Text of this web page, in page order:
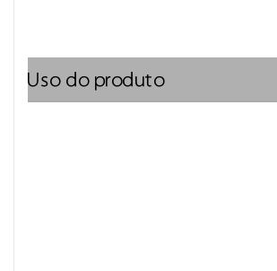
Uso do produto